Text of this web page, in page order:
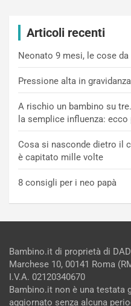
Articoli recenti
Neonato 9 mesi, le cose da
Pressione alta in gravidanza
A rischio un bambino su
la semplice influenza: ecco
Cosa si nasconde dietro il
è capitato mille volte
8 consigli per i neo papà
Bambino.it di proprietà di
Marchese 10, 00141 Roma
I.V.A. 02120340670
Bambino.it non è una testata
aggiornato senza alcuna